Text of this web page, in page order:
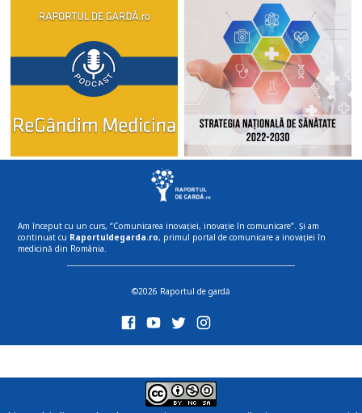
Am început cu un curs, “Comunicarea inovației, inovație în comunicare”. Și am
continuat cu Raportuldegarda.ro, primul portal de comunicare a inovației în
medicină din România.
©2026 Raportul de gardă